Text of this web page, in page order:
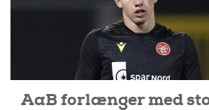
AaB forlænger med